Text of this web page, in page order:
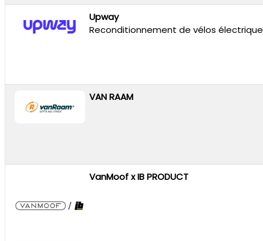
Upway
Reconditionnement de vélos
VAN RAAM
VanMoof x IB PRODUCT